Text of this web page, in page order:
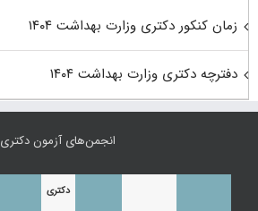
زمان کنکور دکتری وزارت بهداشت ۱۴۰۴
دفترچه دکتری وزارت بهداشت ۱۴۰۴
انجمن‌های آزمون دکتری
دکتری